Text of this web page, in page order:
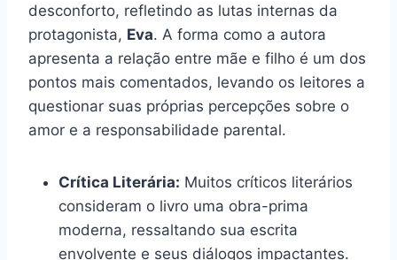
desconforto, refletindo as lutas internas da
protagonista, Eva. A forma como a autora
apresenta a relação entre mãe e filho é um dos
pontos mais comentados, levando os leitores a
questionar suas próprias percepções sobre o
amor e a responsabilidade parental.
Crítica Literária: Muitos críticos literários
consideram o livro uma obra-prima
moderna, ressaltando sua escrita
envolvente e seus diálogos impactantes.